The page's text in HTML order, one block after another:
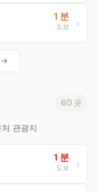
1 분
도보
→
60 곳
관광지
1 분
도보